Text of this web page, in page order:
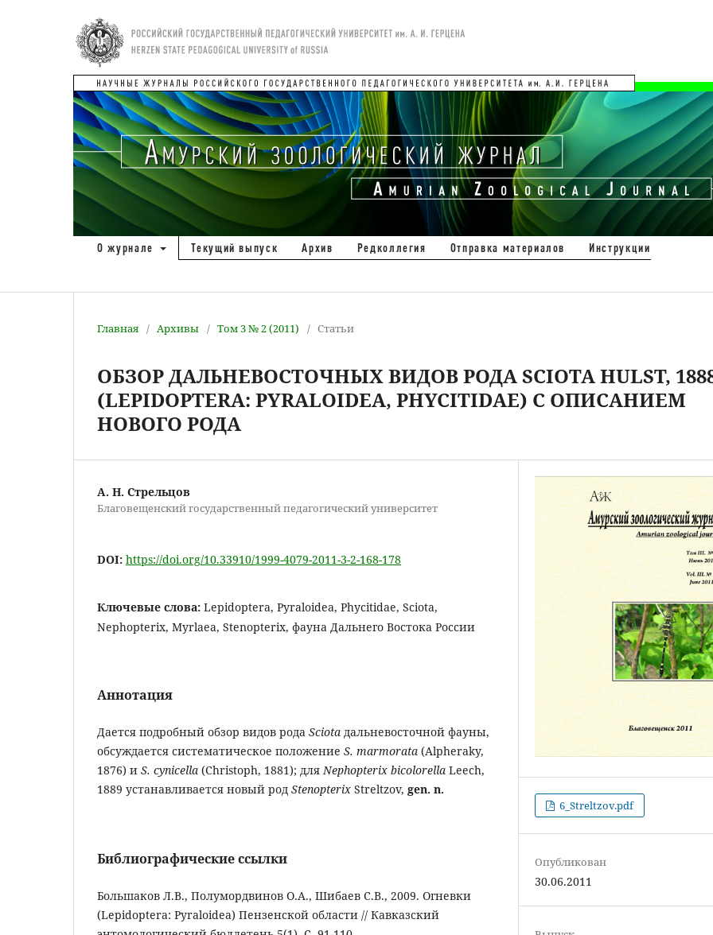
О журнале Текущий выпуск Архив Редколлегия Отправка материалов Инструкции
Главная / Архивы / Том 3 № 2 (2011) / Статьи
ОБЗОР ДАЛЬНЕВОСТОЧНЫХ ВИДОВ РОДА SCIOTA HULST,
(LEPIDOPTERA: PYRALOIDEA, PHYCITIDAE) С ОПИСАНИЕМ
НОВОГО РОДА
А. Н. Стрельцов
Благовещенский государственный педагогический университет
DOI: https://doi.org/10.33910/1999-4079-2011-3-2-168-178
Ключевые слова: Lepidoptera, Pyraloidea, Phycitidae, Sciota,
Nephopterix, Myrlaea, Stenopterix, фаунa Дальнего Востока России
Аннотация
Дается подробный обзор видов рода Sciota дальневосточной фауны,
обсуждается систематическое положение S. marmorata (Alpheraky,
1876) и S. cynicella (Christoph, 1881); дляNephopterix bicolorella Leech,
1889 устанавливается новый род Stenopterix Streltzov, gen. n.
Библиографические ссылки
Большаков Л.В., Полумордвинов О.А., Шибаев С.В., 2009. Огневки
(Lepidoptera: Pyraloidea) Пензенской области // Кавказский
6_Streltzov.pdf
Опубликован
30.06.2011